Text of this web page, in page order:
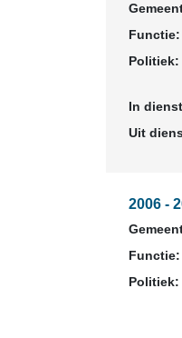
Functie:
Politiek:
In
Uit
2006 -
Functie:
Politiek: